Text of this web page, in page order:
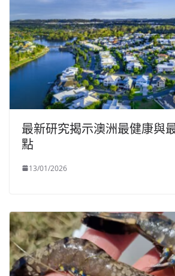
最新研究揭示澳洲最健康與
點
13/01/2026